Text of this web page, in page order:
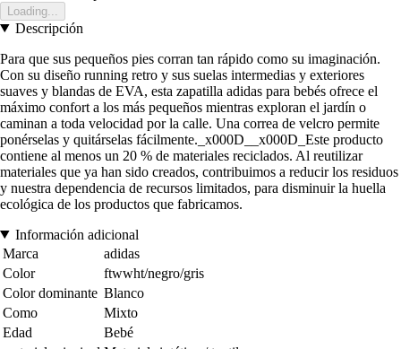
Loading...
Descripción
Para que sus pequeños pies corran tan rápido como su imaginación.
Con su diseño running retro y sus suelas intermedias y exteriores
suaves y blandas de EVA, esta zapatilla adidas para bebés ofrece el
máximo confort a los más pequeños mientras exploran el jardín o
caminan a toda velocidad por la calle. Una correa de velcro permite
ponérselas y quitárselas fácilmente._x000D__x000D_Este producto
contiene al menos un 20 % de materiales reciclados. Al reutilizar
materiales que ya han sido creados, contribuimos a reducir los residuos
y nuestra dependencia de recursos limitados, para disminuir la huella
ecológica de los productos que fabricamos.
Información adicional
Marca
adidas
Color
ftwwht/negro/gris
Color dominante Blanco
Como
Mixto
Edad
Bebé